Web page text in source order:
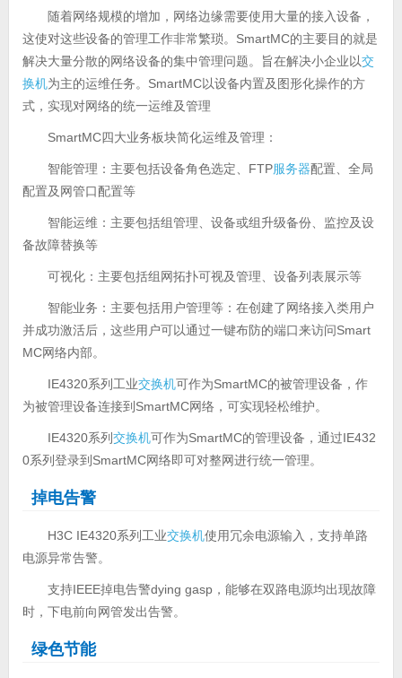
随着网络规模的增加，网络边缘需要使用大量的接入设备，
这使对这些设备的管理工作非常繁琐。SmartMC的主要目的就是
解决大量分散的网络设备的集中管理问题。旨在解决小企业以交
换机为主的运维任务。SmartMC以设备内置及图形化操作的方
式，实现对网络的统一运维及管理
SmartMC四大业务板块简化运维及管理：
智能管理：主要包括设备角色选定、FTP服务器配置、全局
配置及网管口配置等
智能运维：主要包括组管理、设备或组升级备份、监控及设
备故障替换等
可视化：主要包括组网拓扑可视及管理、设备列表展示等
智能业务：主要包括用户管理等：在创建了网络接入类用户
并成功激活后，这些用户可以通过一键布防的端口来访问Smart
MC网络内部。
IE4320系列工业交换机可作为SmartMC的被管理设备，作
为被管理设备连接到SmartMC网络，可实现轻松维护。
IE4320系列交换机可作为SmartMC的管理设备，通过IE432
0系列登录到SmartMC网络即可对整网进行统一管理。
掉电告警
H3C IE4320系列工业交换机使用冗余电源输入，支持单路
电源异常告警。
支持IEEE掉电告警dying gasp，能够在双路电源均出现故障
时，下电前向网管发出告警。
绿色节能